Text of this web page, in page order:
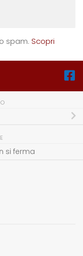
spam. Scopri
si ferma